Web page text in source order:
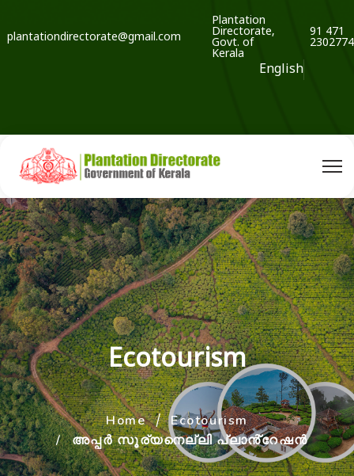
plantationdirectorate@gmail.com
Plantation
Directorate,
Govt. of
Kerala
91 471
2302774
English
Ecotourism
Home
Ecotourism
അപ്പർ സൂര്യനെല്ലി പ്ലാൻ്റേഷൻ